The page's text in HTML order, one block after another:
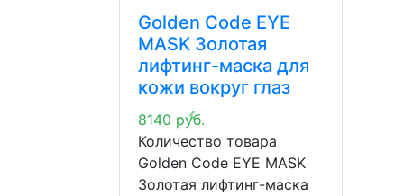
Golden Code EYE
MASK Золотая
лифтинг-маска для
кожи вокруг глаз
8140 руб.
Количество товара
Golden Code EYE MASK
Золотая лифтинг-маска